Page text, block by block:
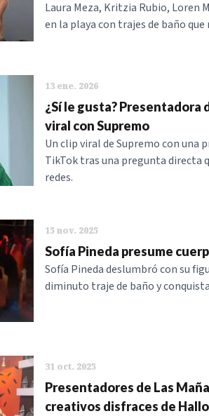
Laura Meza, Kritzia Rubio, Loren
en la playa con trajes de baño
13 ene. 2026
¿Sí le gusta? Presentadora
viral con Supremo
Un clip viral de Supremo con una
TikTok tras una pregunta directa
redes.
15 nov. 2025
Sofía Pineda presume
Sofía Pineda deslumbró con su
diminuto traje de baño y
31 oct. 2025
Presentadores de Las
creativos disfraces de